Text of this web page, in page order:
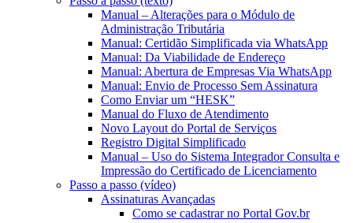
Manual – Alterações para o Módulo de
Administração Tributária
Manual: Certidão Simplificada via WhatsApp
Manual: Da Viabilidade de Endereço
Manual: Abertura de Empresas Via WhatsApp
Manual: Envio de Processo Sem Assinatura
Como Enviar um “HESK”
Manual do Fluxo de Atendimento
Novo Layout do Portal de Serviços
Registro Digital Simplificado
Manual – Uso do Sistema Integrador Consulta e
Impressão do Certificado de Licenciamento
Passo a passo (vídeo)
Assinaturas Avançadas
Como se cadastrar no Portal Gov.br